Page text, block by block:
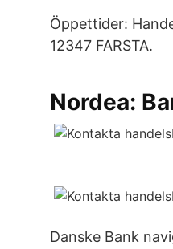
Öppettider:
12347 FARSTA.
Nordea:
Danske Bank